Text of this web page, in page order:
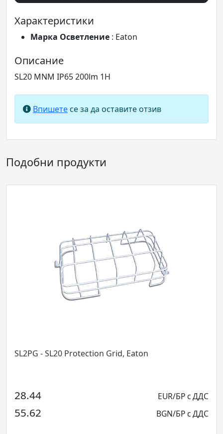
Характеристики
Марка Осветление : Eaton
Описание
SL20 MNM IP65 200lm 1H
Впишете се за да оставите отзив
Подобни продукти
Grid, Eaton
SL2MNM65C1C3A
98.57